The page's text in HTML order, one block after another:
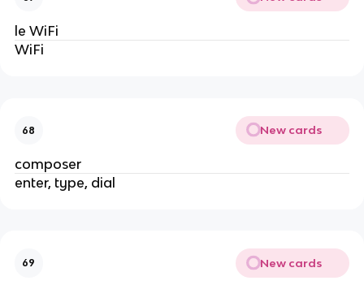
le WiFi
WiFi
68 New cards
composer
enter, type, dial
69 New cards